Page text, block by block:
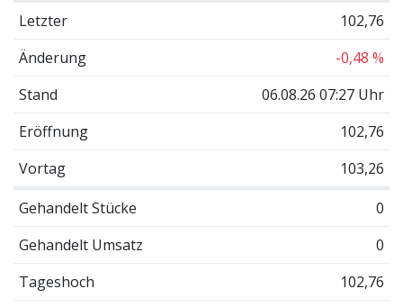
Letzter
102,76
Änderung
-0,48 %
Stand
06.08.26 07:27 Uhr
Eröffnung
102,76
Vortag
103,26
Gehandelt Stücke
0
Gehandelt Umsatz
0
Tageshoch
102,76